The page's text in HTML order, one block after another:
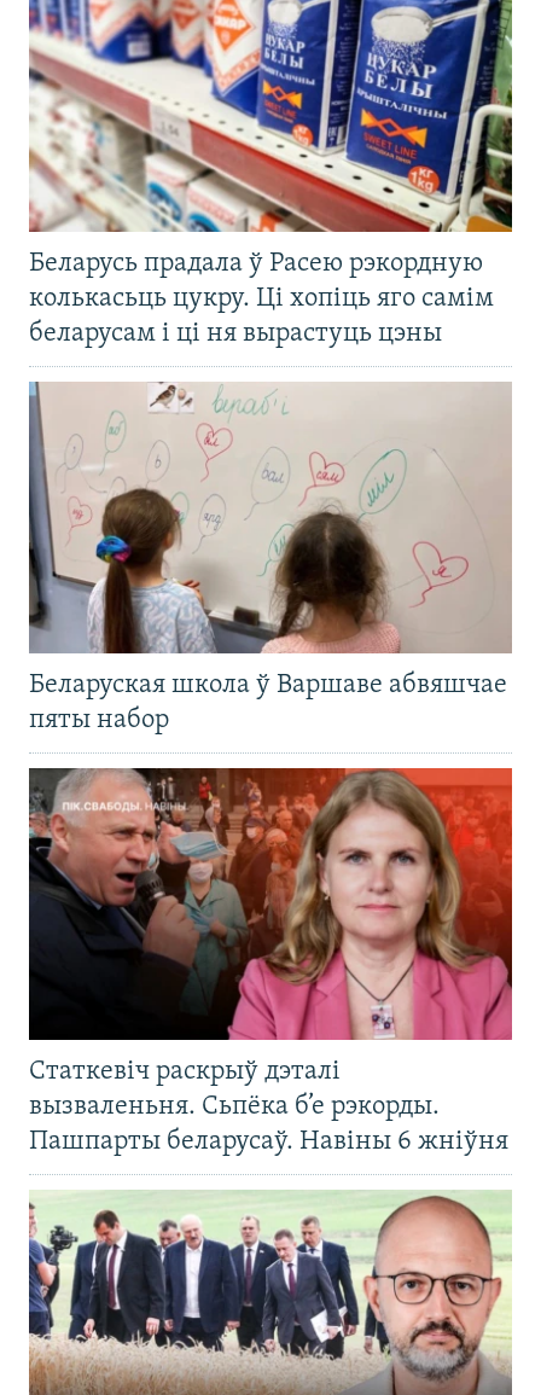
Беларусь прадала ў Расею рэкордную
колькасьць цукру. Ці хопіць яго самім
беларусам і ці ня вырастуць цэны
Беларуская школа ў Варшаве абвяшчае
пяты набор
Статкевіч раскрыў дэталі
вызваленьня. Сьпёка б’е рэкорды.
Пашпарты беларусаў. Навіны 6 жніўня